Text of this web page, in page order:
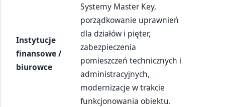
Instytucje
finansowe /
biurowce
Systemy Master Key,
porządkowanie uprawnień
dla działów i pięter,
zabezpieczenia
pomieszczeń technicznych i
administracyjnych,
modernizacje w trakcie
funkcjonowania obiektu.